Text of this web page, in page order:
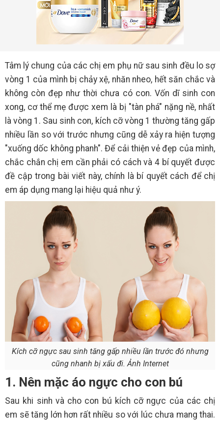
Tâm lý chung của các chị em phụ nữ sau sinh đều lo sợ
vòng 1 của mình bị chảy xệ, nhăn nheo, hết săn chắc và
không còn đẹp như thời chưa có con. Vốn dĩ sinh con
xong, cơ thể mẹ được xem là bị "tàn phá" nặng nề, nhất
là vòng 1. Sau sinh con, kích cỡ vòng 1 thường tăng gấp
nhiều lần so với trước nhưng cũng dễ xảy ra hiện tượng
"xuống dốc không phanh". Để cải thiện vẻ đẹp của mình,
chắc chắn chị em cần phải có cách và 4 bí quyết được
đề cập trong bài viết này, chính là bí quyết cách để chị
em áp dụng mang lại hiệu quả như ý.
Kích cỡ ngực sau sinh tăng gấp nhiều lần trước đó nhưng
cũng nhanh bị xấu đi. Ảnh Internet
1. Nên mặc áo ngực cho con bú
Sau khi sinh và cho con bú kích cỡ ngực của các chị
em sẽ tăng lớn hơn rất nhiều so với lúc chưa mang thai.